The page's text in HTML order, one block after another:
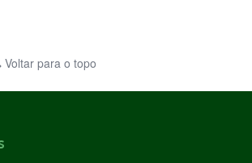
Voltar para o topo